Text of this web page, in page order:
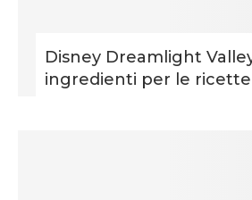
Disney Dreamlight
ingredienti per le ricette